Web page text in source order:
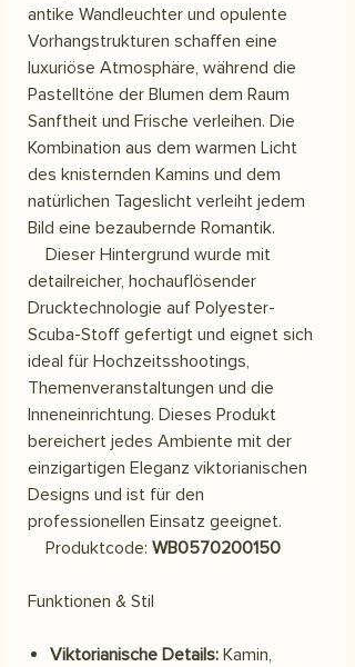
antike Wandleuchter und opulente
Vorhangstrukturen schaffen eine
luxuriöse Atmosphäre, während die
Pastelltöne der Blumen dem Raum
Sanftheit und Frische verleihen. Die
Kombination aus dem warmen Licht
des knisternden Kamins und dem
natürlichen Tageslicht verleiht jedem
Bild eine bezaubernde Romantik.
Dieser Hintergrund wurde mit
detailreicher, hochauflösender
Drucktechnologie auf Polyester-
Scuba-Stoff gefertigt und eignet sich
ideal für Hochzeitsshootings,
Themenveranstaltungen und die
Inneneinrichtung. Dieses Produkt
bereichert jedes Ambiente mit der
einzigartigen Eleganz viktorianischen
Designs und ist für den
professionellen Einsatz geeignet.
Produktcode: WB0570200150
Funktionen & Stil
Viktorianische Details: Kamin,